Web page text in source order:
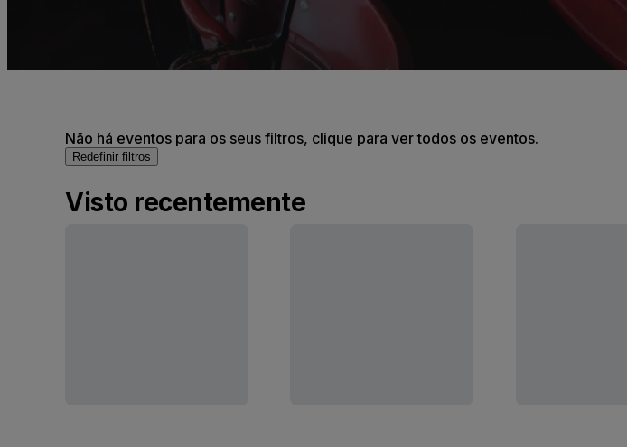
Não há eventos para os seus filtros, clique para ver todos os eventos.
Redefinir filtros
Visto recentemente